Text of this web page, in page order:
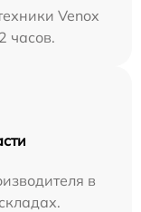
Venox
часов.
в